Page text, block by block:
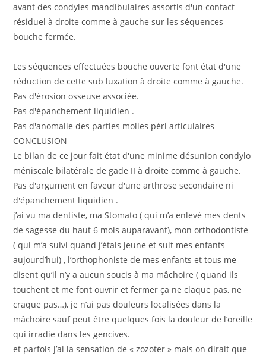
avant des condyles mandibulaires assortis d'un contact
résiduel à droite comme à gauche sur les séquences
bouche fermée.
Les séquences effectuées bouche ouverte font état d'une
réduction de cette sub luxation à droite comme à gauche.
Pas d'érosion osseuse associée.
Pas d'épanchement liquidien .
Pas d'anomalie des parties molles péri articulaires
CONCLUSION
Le bilan de ce jour fait état d'une minime désunion condylo
méniscale bilatérale de gade II à droite comme à gauche.
Pas d'argument en faveur d'une arthrose secondaire ni
d'épanchement liquidien .
j’ai vu ma dentiste, ma Stomato ( qui m’a enlevé mes dents
de sagesse du haut 6 mois auparavant), mon orthodontiste
( qui m’a suivi quand j’étais jeune et suit mes enfants
aujourd’hui) , l’orthophoniste de mes enfants et tous me
disent qu’il n’y a aucun soucis à ma mâchoire ( quand ils
touchent et me font ouvrir et fermer ça ne claque pas, ne
craque pas…), je n’ai pas douleurs localisées dans la
mâchoire sauf peut être quelques fois la douleur de l’oreille
qui irradie dans les gencives.
et parfois j’ai la sensation de « zozoter » mais on dirait que